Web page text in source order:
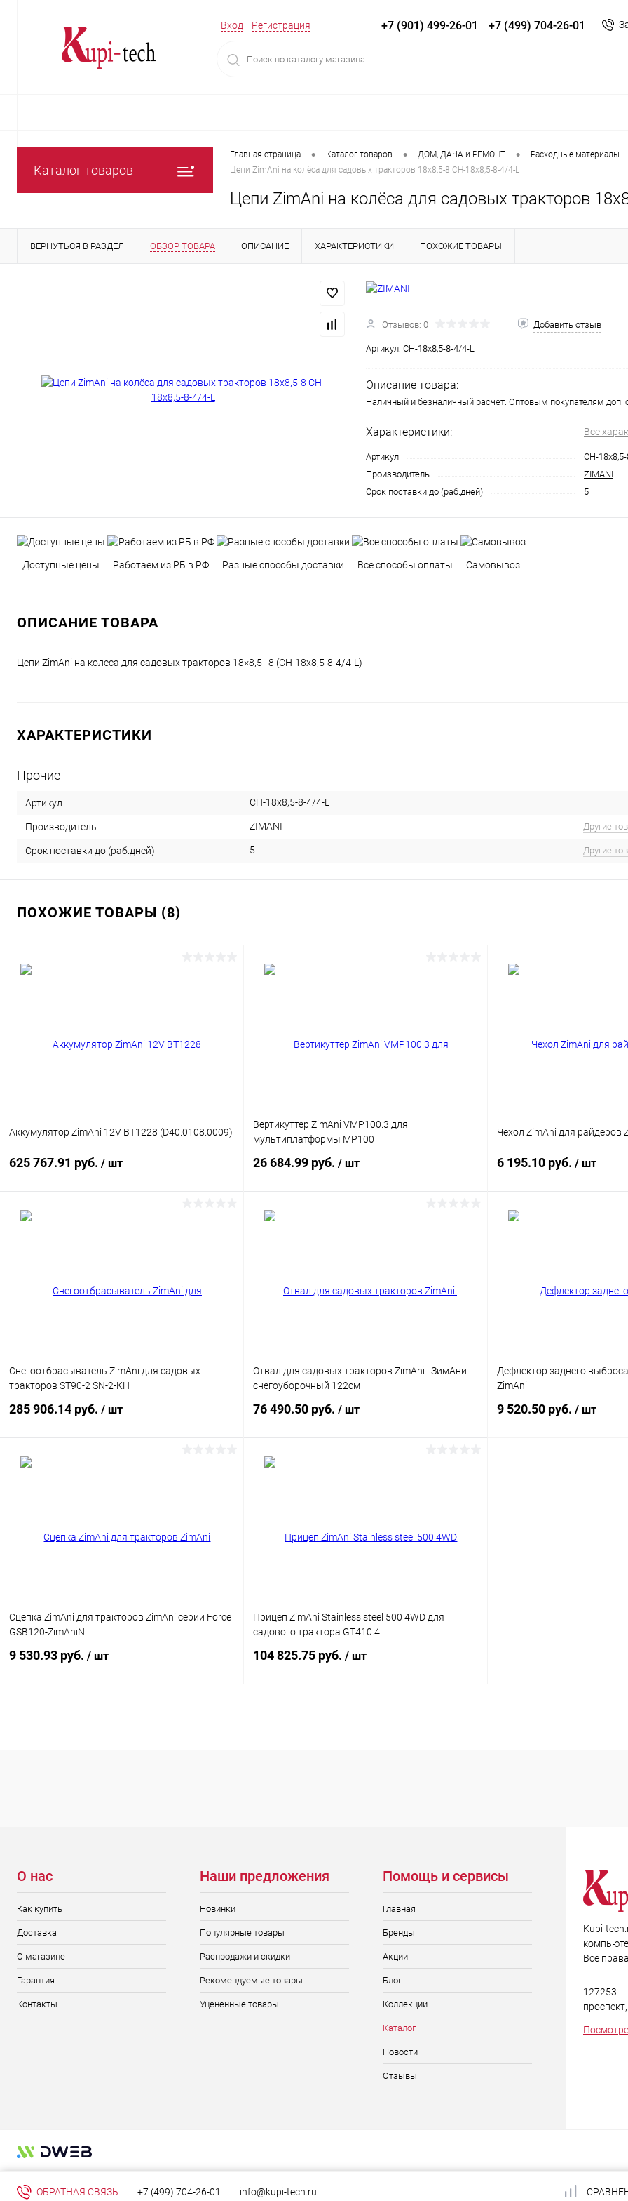
Вход Регистрация +7 (901) 499-26-01 +7 (499) 704-26-01
Каталог товаров
Главная страница • Каталог товаров • ДOM, ДАЧА и РЕМОНТ • Расходные материалы
Цепи ZimAni на колёса для садовых тракторов 18х8,5-8 CH-18x8,5-8-4/4-L
Цепи ZimAni на колёса для садовых тракторов
ВЕРНУТЬСЯ В РАЗДЕЛ ОБЗОР ТОВАРА ОПИСАНИЕ ХАРАКТЕРИСТИКИ ПОХОЖИЕ ТОВАРЫ
Отзывов: 0 Добавить отзыв
Артикул: CH-18x8,5-8-4/4-L
Описание товара:
Наличный и безналичный расчет. Оптовым покупателям доп.
Характеристики: Все
Артикул
CH-18x8,5-
Производитель
ZIMANI
Срок поставки до (раб.дней)
5
Доступные цены Работаем из РБ в РФ Разные способы доставки Все способы оплаты Самовывоз
ОПИСАНИЕ ТОВАРА
Цепи ZimAni на колеса для садовых тракторов 18×8,5–8 (CH-18x8,5-8-4/4-L)
ХАРАКТЕРИСТИКИ
Прочие
Артикул CH-18x8,5-8-4/4-L
Производитель ZIMANI Другие
Срок поставки до (раб.дней) 5 Другие
ПОХОЖИЕ ТОВАРЫ (8)
Аккумулятор ZimAni 12V BT1228 (D40.0108.0009)
625 767.91 руб. / шт
Вертикуттер ZimAni VMP100.3 для
мультиплатформы MP100
26 684.99 руб. / шт
Чехол ZimAni для райдеров
6 195.10 руб. / шт
Снегоотбрасыватель ZimAni для садовых
тракторов ST90-2 SN-2-KH
285 906.14 руб. / шт
Отвал для садовых тракторов ZimAni | ЗимАни
снегоуборочный 122см
76 490.50 руб. / шт
Дефлектор заднего
ZimAni
9 520.50 руб. / шт
Сцепка ZimAni для тракторов ZimAni серии Force
GSB120-ZimAniN
9 530.93 руб. / шт
Купить в 1 клик Сравнение
Прицеп ZimAni Stainless steel 500 4WD для
садового трактора GT410.4
104 825.75 руб. / шт
Купить в 1 клик Сравнение
О нас
Как купить
Доставка
О магазине
Гарантия
Контакты
Наши предложения
Новинки
Популярные товары
Распродажи и скидки
Рекомендуемые товары
Уцененные товары
Помощь и сервисы
Главная
Бренды
Акции
Блог
Коллекции
Каталог
Новости
Отзывы
Kupi-
Все
127253
проспект,
ОБРАТНАЯ СВЯЗЬ +7 (499) 704-26-01 info@kupi-tech.ru